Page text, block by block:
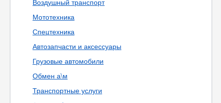
Воздушный транспорт
Мототехника
Спецтехника
Автозапчасти и аксессуары
Грузовые автомобили
Обмен а\м
Транспортные услуги